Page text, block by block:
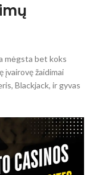
mėgsta bet koks
įvairovę žaidimai
Blackjack, ir gyvas